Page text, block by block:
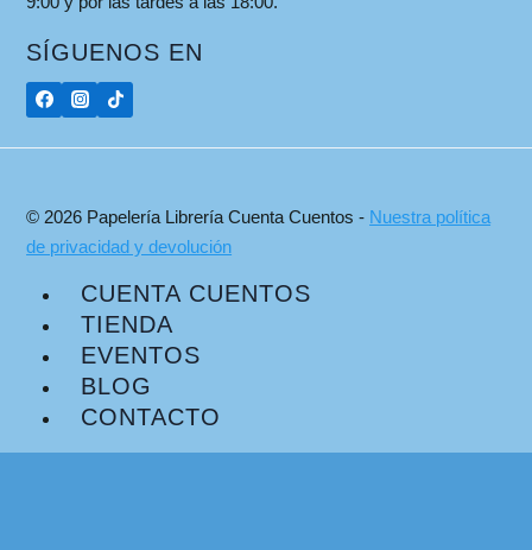
SÍGUENOS EN
© 2026 Papelería Librería Cuenta Cuentos - Nuestra política
de privacidad y devolución
CUENTA CUENTOS
TIENDA
EVENTOS
BLOG
CONTACTO